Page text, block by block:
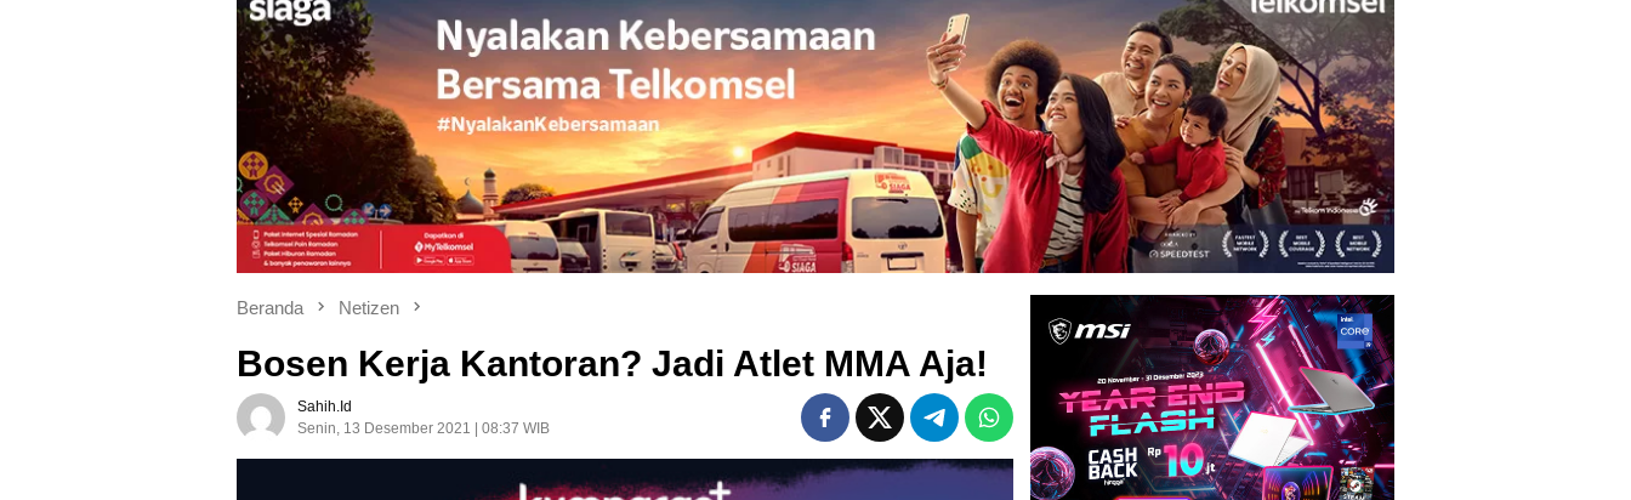
Beranda Netizen
Bosen Kerja Kantoran? Jadi Atlet MMA Aja!
Sahih.id
Senin, 13 Desember 2021 | 08:37 WIB